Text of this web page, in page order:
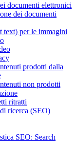
documenti elettronici
dei documenti
text) per le immagini
prodotti dalla
non prodotti
ritratti
ricerca (SEO)
SEO: Search